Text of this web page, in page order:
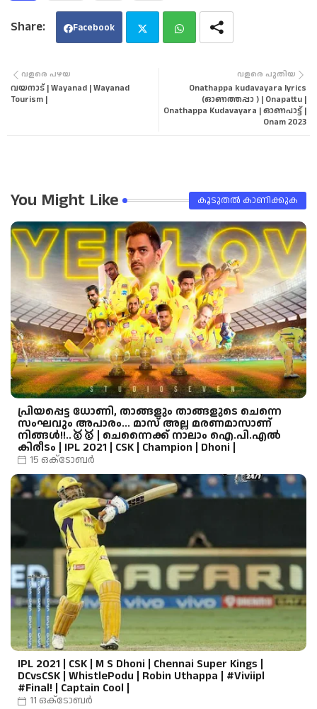
Facebook
വളരെ പുതിയ
Onathappa kudavayara lyrics
(ഓണത്തപ്പാ ) | Onapattu |
Onathappa Kudavayara | ഓണപാട്ട് |
Onam 2023
വളരെ പഴയ
വയനാട് | Wayanad | Wayanad
Tourism |
You Might Like കൂടുതൽ‍ കാണിക്കുക
പ്രിയപ്പെട്ട ധോണി, താങ്ങളും താങ്ങളുടെ ചെന്നെ
സംഘവും അപാരം... മാസ് അല്ല മരണമാസാണ്
നിങ്ങൾ!!..🥇🥇 | ചെന്നൈക്ക് നാലാം ഐ.പി.എല്‍
കിരീടം | IPL 2021 | CSK | Champion | Dhoni |
15 ഒക്‌ടോബർ
IPL 2021 | CSK | M S Dhoni | Chennai Super Kings |
DCvsCSK | WhistlePodu | Robin Uthappa | #Viviipl
#Final! | Captain Cool |
11 ഒക്‌ടോബർ